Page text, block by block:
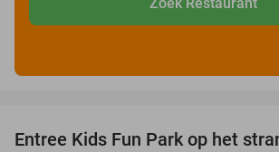
Entree Kids Fun Park op het